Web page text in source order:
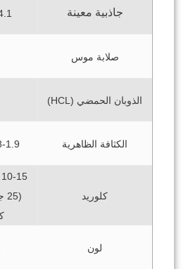
جاذبية معينة
صلابة موس
الذوبان الحمضي (HCL)
الكثافة الظاهرية 1.8-1.9
كلوريد
لون